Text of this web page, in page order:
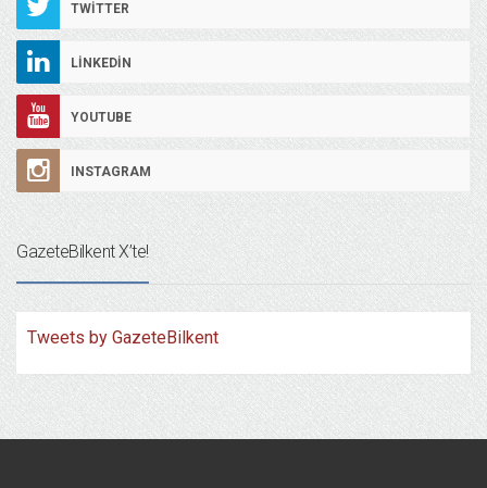
TWITTER
LINKEDIN
YOUTUBE
INSTAGRAM
GazeteBilkent X’te!
Tweets by GazeteBilkent